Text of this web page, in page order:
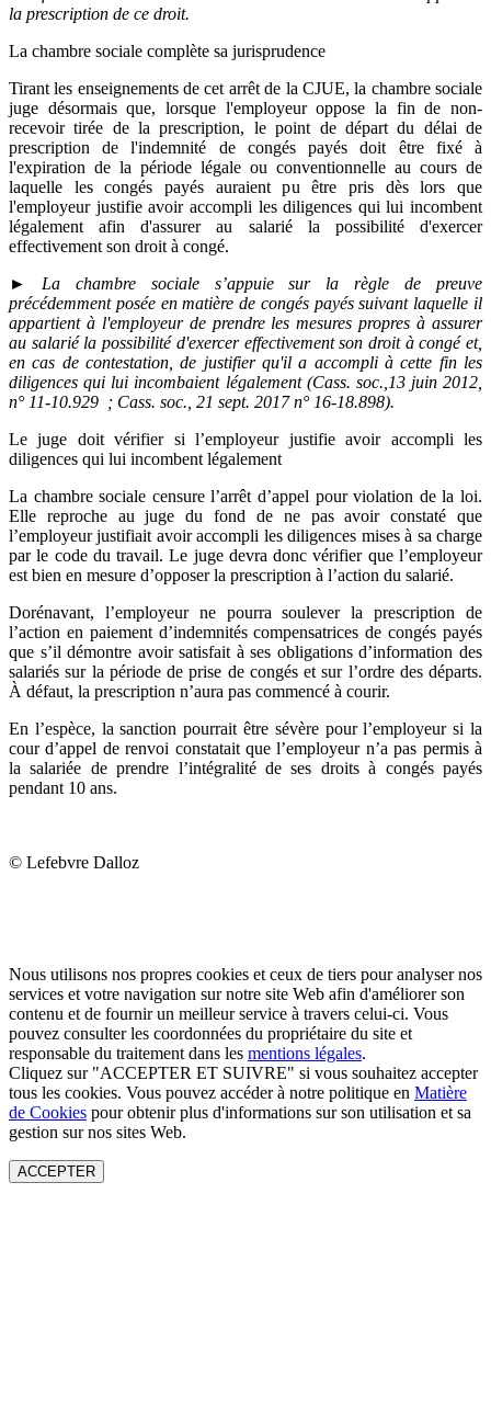
la prescription de ce droit.
La chambre sociale complète sa jurisprudence
Tirant les enseignements de cet arrêt de la CJUE, la chambre sociale
juge désormais que, lorsque l'employeur oppose la fin de non-
recevoir tirée de la prescription, le point de départ du délai de
prescription de l'indemnité de congés payés doit être fixé à
l'expiration de la période légale ou conventionnelle au cours de
laquelle les congés payés auraient pu être pris dès lors que
l'employeur justifie avoir accompli les diligences qui lui incombent
légalement afin d'assurer au salarié la possibilité d'exercer
effectivement son droit à congé.
► La chambre sociale s’appuie sur la règle de preuve
précédemment posée en matière de congés payés suivant laquelle il
appartient à l'employeur de prendre les mesures propres à assurer
au salarié la possibilité d'exercer effectivement son droit à congé et,
en cas de contestation, de justifier qu'il a accompli à cette fin les
diligences qui lui incombaient légalement (Cass. soc.,13 juin 2012,
n° 11-10.929 ; Cass. soc., 21 sept. 2017 n° 16-18.898).
Le juge doit vérifier si l’employeur justifie avoir accompli les
diligences qui lui incombent légalement
La chambre sociale censure l’arrêt d’appel pour violation de la loi.
Elle reproche au juge du fond de ne pas avoir constaté que
l’employeur justifiait avoir accompli les diligences mises à sa charge
par le code du travail. Le juge devra donc vérifier que l’employeur
est bien en mesure d’opposer la prescription à l’action du salarié.
Dorénavant, l’employeur ne pourra soulever la prescription de
l’action en paiement d’indemnités compensatrices de congés payés
que s’il démontre avoir satisfait à ses obligations d’information des
salariés sur la période de prise de congés et sur l’ordre des départs.
À défaut, la prescription n’aura pas commencé à courir.
En l’espèce, la sanction pourrait être sévère pour l’employeur si la
cour d’appel de renvoi constatait que l’employeur n’a pas permis à
la salariée de prendre l’intégralité de ses droits à congés payés
pendant 10 ans.
© Lefebvre Dalloz
Nous utilisons nos propres cookies et ceux de tiers pour analyser nos
services et votre navigation sur notre site Web afin d'améliorer son
contenu et de fournir un meilleur service à travers celui-ci. Vous
pouvez consulter les coordonnées du propriétaire du site et
responsable du traitement dans les mentions légales.
Cliquez sur "ACCEPTER ET SUIVRE" si vous souhaitez accepter
tous les cookies. Vous pouvez accéder à notre politique en Matière
de Cookies pour obtenir plus d'informations sur son utilisation et sa
gestion sur nos sites Web.
ACCEPTER